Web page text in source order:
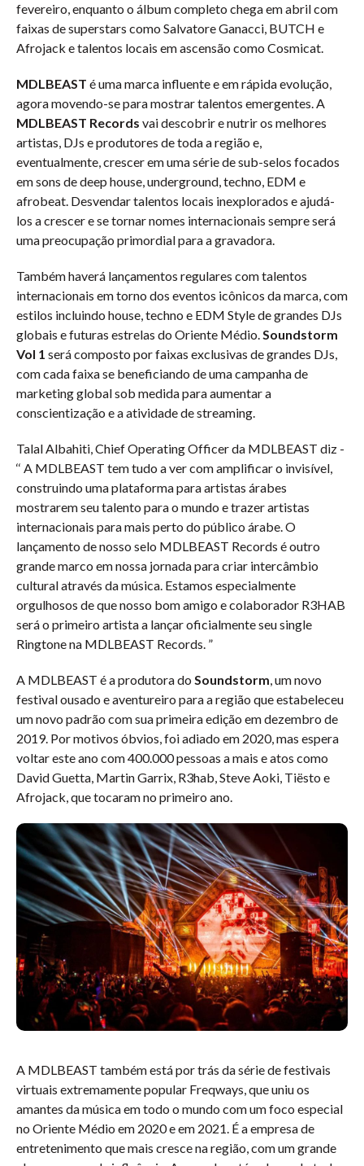
fevereiro, enquanto o álbum completo chega em abril com
faixas de superstars como Salvatore Ganacci, BUTCH e
Afrojack e talentos locais em ascensão como Cosmicat.
MDLBEAST é uma marca influente e em rápida evolução,
agora movendo-se para mostrar talentos emergentes. A
MDLBEAST Records vai descobrir e nutrir os melhores
artistas, DJs e produtores de toda a região e,
eventualmente, crescer em uma série de sub-selos focados
em sons de deep house, underground, techno, EDM e
afrobeat. Desvendar talentos locais inexplorados e ajudá-
los a crescer e se tornar nomes internacionais sempre será
uma preocupação primordial para a gravadora.
Também haverá lançamentos regulares com talentos
internacionais em torno dos eventos icônicos da marca, com
estilos incluindo house, techno e EDM Style de grandes DJs
globais e futuras estrelas do Oriente Médio.Soundstorm
Vol 1 será composto por faixas exclusivas de grandes DJs,
com cada faixa se beneficiando de uma campanha de
marketing global sob medida para aumentar a
conscientização e a atividade de streaming.
Talal Albahiti, Chief Operating Officer da MDLBEAST diz -
‘‘ A MDLBEAST tem tudo a ver com amplificar o invisível,
construindo uma plataforma para artistas árabes
mostrarem seu talento para o mundo e trazer artistas
internacionais para mais perto do público árabe. O
lançamento de nosso selo MDLBEAST Records é outro
grande marco em nossa jornada para criar intercâmbio
cultural através da música. Estamos especialmente
orgulhosos de que nosso bom amigo e colaborador R3HAB
será o primeiro artista a lançar oficialmente seu single
Ringtone na MDLBEAST Records. ”
A MDLBEAST é a produtora do Soundstorm, um novo
festival ousado e aventureiro para a região que estabeleceu
um novo padrão com sua primeira edição em dezembro de
2019. Por motivos óbvios, foi adiado em 2020, mas espera
voltar este ano com 400.000 pessoas a mais e atos como
David Guetta, Martin Garrix, R3hab, Steve Aoki, Tiësto e
Afrojack, que tocaram no primeiro ano.
A MDLBEAST também está por trás da série de festivais
virtuais extremamente popular Freqways, que uniu os
amantes da música em todo o mundo com um foco especial
no Oriente Médio em 2020 e em 2021. É a empresa de
entretenimento que mais cresce na região, com um grande